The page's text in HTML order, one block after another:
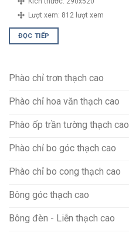
Lượt xem: 812 lượt xem
ĐỌC TIẾP
Phào chỉ trơn thạch cao
Phào chỉ hoa văn thạch cao
Phào ốp trần tường thạch cao
Phào chỉ bo góc thạch cao
Phào chỉ bo cong thạch cao
Bông góc thạch cao
Bông đèn - Liễn thạch cao